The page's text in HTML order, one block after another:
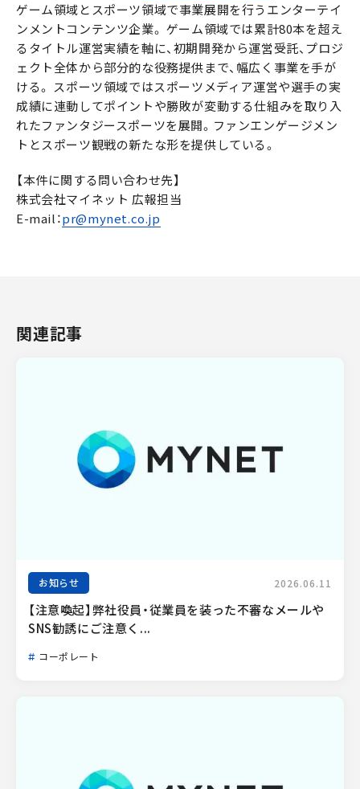
ゲーム領域とスポーツ領域で事業展開を行うエンターテイ
ンメントコンテンツ企業。 ゲーム領域では累計80本を超え
るタイトル運営実績を軸に、初期開発から運営受託、プロジ
ェクト全体から部分的な役務提供まで、幅広く事業を手が
ける。 スポーツ領域ではスポーツメディア運営や選手の実
成績に連動してポイントや勝敗が変動する仕組みを取り入
れたファンタジースポーツを展開。ファンエンゲージメン
トとスポーツ観戦の新たな形を提供している。
【本件に関する問い合わせ先】
株式会社マイネット 広報担当
E-mail：pr@mynet.co.jp
関連記事
お知らせ 2026.06.11
【注意喚起】弊社役員・従業員を装った不審なメールや
SNS勧誘にご注意く...
コーポレート